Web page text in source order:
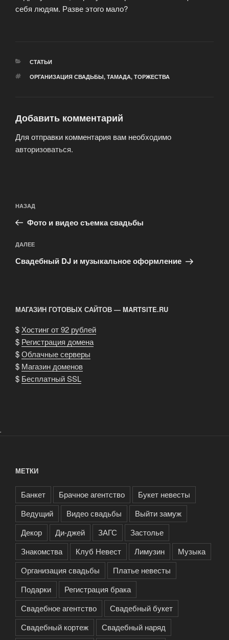
себя людям. Разве этого мало?
РУБРИКИ
СТАТЬИ
МЕТКИ
ОРГАНИЗАЦИЯ СВАДЬБЫ, ТАМАДА, ТОРЖЕСТВА
Добавить комментарий
Для отправки комментария вам необходимо
авторизоваться.
по
записям
Предыдущая
запись:
НАЗАД
Фото и видео съемка свадьбы
Следующая
запись
ДАЛЕЕ
Свадебный DJ и музыкальное оформление
МАГАЗИН ГОТОВЫХ САЙТОВ — MARTSITE.RU
$ Хостинг от 92 рублей
$ Регистрация домена
$Облачные серверы
$ Магазин доменов
$ Бесплатный SSL
.
МЕТКИ
Банкет Брачное агентство
Букет невесты
Ведущий
Видео свадьбы
Выйти замуж
Декор
Ди-джей ЗАГС
Застолье
Знакомства
Клуб Невест Лимузин
Музыка
Организация свадьбы
Платье невесты
Подарки
Регистрация брака
Свадебное агентство
Свадебный букет
Свадебный кортеж
Свадебный наряд